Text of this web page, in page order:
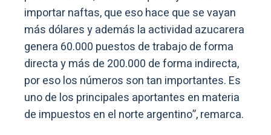
importar naftas, que eso hace que se vayan
más dólares y además la actividad azucarera
genera 60.000 puestos de trabajo de forma
directa y más de 200.000 de forma indirecta,
por eso los números son tan importantes. Es
uno de los principales aportantes en materia
de impuestos en el norte argentino”, remarca.